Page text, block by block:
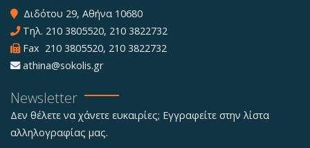
Διδότου 29, Αθήνα 10680
Τηλ. 210 3805520, 210 3822732
Fax 210 3805520, 210 3822732
athina@sokolis.gr
Newsletter
Δεν θέλετε να χάνετε ευκαιρίες; Εγγραφείτε στην λίστα
αλληλογραφίας μας.